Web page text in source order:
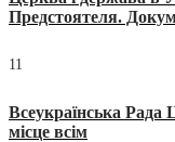
Предстоятеля.
11
Всеукраїнська Рада
місце всім